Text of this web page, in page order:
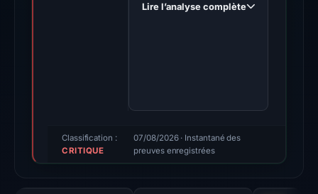
score,
not
probability).
Lire l’analyse complète
Classification :
CRITIQUE
07/08/2026· Instantané des
preuves enregistrées